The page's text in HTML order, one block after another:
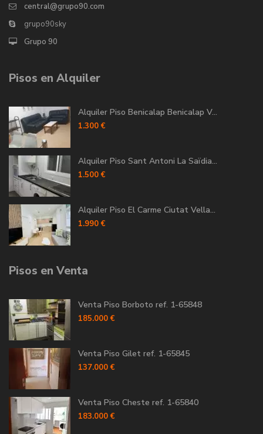
central@grupo90.com
grupo90sky
Grupo 90
Pisos en Alquiler
Alquiler Piso Benicalap Benicalap V...
1.300 €
Alquiler Piso Sant Antoni La Saïdia...
1.500 €
Alquiler Piso El Carme Ciutat Vella...
1.990 €
Pisos en Venta
Venta Piso Borboto ref. 1-65848
185.000 €
Venta Piso Gilet ref. 1-65845
137.000 €
Venta Piso Cheste ref. 1-65840
183.000 €